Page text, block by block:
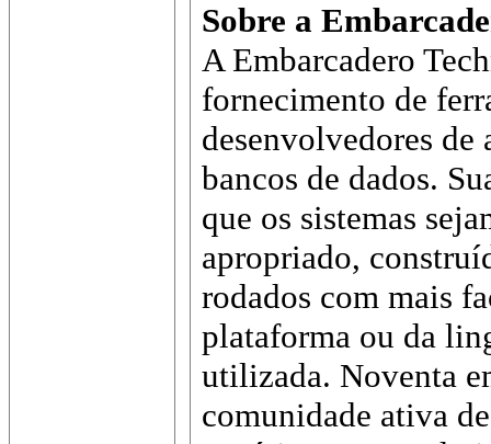
Sobre a
A Embarcadero
fornecimento de
desenvolvedores
bancos de dados.
que os sistemas
apropriado,
rodados com mais
plataforma ou da
utilizada. Noventa
comunidade ativa